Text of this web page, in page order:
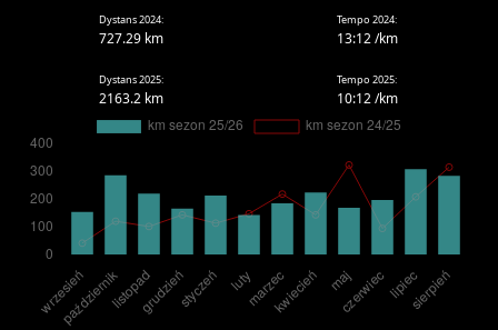
Dystans 2024:
727.29 km
Tempo 2024:
13:12 /km
Dystans 2025:
2163.2 km
Tempo 2025:
10:12 /km